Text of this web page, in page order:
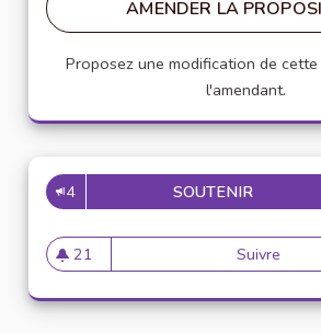
AMENDER LA
Proposez une modification de
l'amendant.
4 SOUTENIR
21
21 abonnés
Suivre